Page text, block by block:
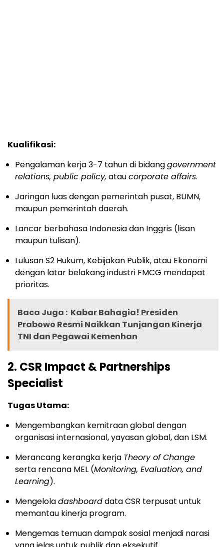
Kualifikasi:
Pengalaman kerja 3-7 tahun di bidanggovernment
relations, public policy, ataucorporate affairs.
Jaringan luas dengan pemerintah pusat, BUMN,
maupun pemerintah daerah.
Lancar berbahasa Indonesia dan Inggris (lisan
maupun tulisan).
Lulusan S2 Hukum, Kebijakan Publik, atau Ekonomi
dengan latar belakang industri FMCG mendapat
prioritas.
Baca Juga : Kabar Bahagia! Presiden
Prabowo Resmi Naikkan Tunjangan Kinerja
TNI dan Pegawai Kemenhan
2. CSR Impact & Partnerships
Specialist
Tugas Utama:
Mengembangkan kemitraan global dengan
organisasi internasional, yayasan global, dan LSM.
Merancang kerangka kerja Theory of Change
serta rencana MEL (Monitoring, Evaluation, and
Learning).
Mengeloladashboarddata CSR terpusat untuk
memantau kinerja program.
Mengemas temuan dampak sosial menjadi narasi